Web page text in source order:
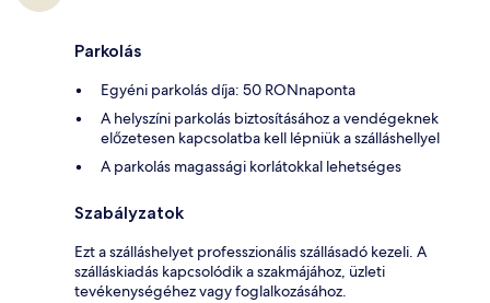
Parkolás
Egyéni parkolás díja: 50 RONnaponta
A helyszíni parkolás biztosításához a vendégeknek
előzetesen kapcsolatba kell lépniük a szálláshellyel
A parkolás magassági korlátokkal lehetséges
Szabályzatok
Ezt a szálláshelyet professzionális szállásadó kezeli. A
szálláskiadás kapcsolódik a szakmájához, üzleti
tevékenységéhez vagy foglalkozásához.